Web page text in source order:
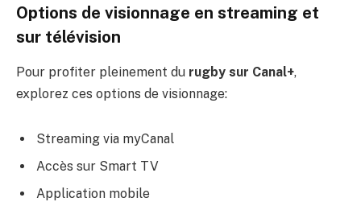
Options de visionnage en streaming et
sur télévision
Pour profiter pleinement du rugby sur Canal+,
explorez ces options de visionnage:
Streaming via myCanal
Accès sur Smart TV
Application mobile